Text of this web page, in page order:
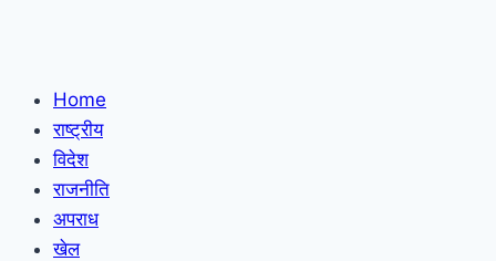
Home
राष्ट्रीय
विदेश
राजनीति
अपराध
खेल